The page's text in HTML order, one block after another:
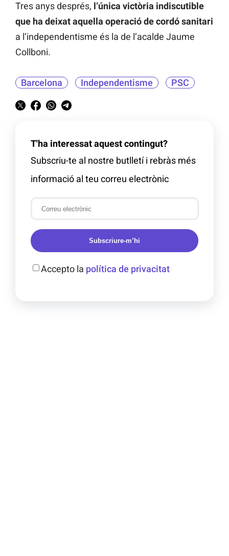
Tres anys després, l’única victòria indiscutible
que ha deixat aquella operació de cordó sanitari
a l’independentisme és la de l’acalde Jaume
Collboni.
Barcelona Independentisme PSC
T'ha interessat aquest contingut?
Subscriu-te al nostre butlletí i rebràs més
informació al teu correu electrònic
Subscriure-m’hi
Accepto la política de privacitat